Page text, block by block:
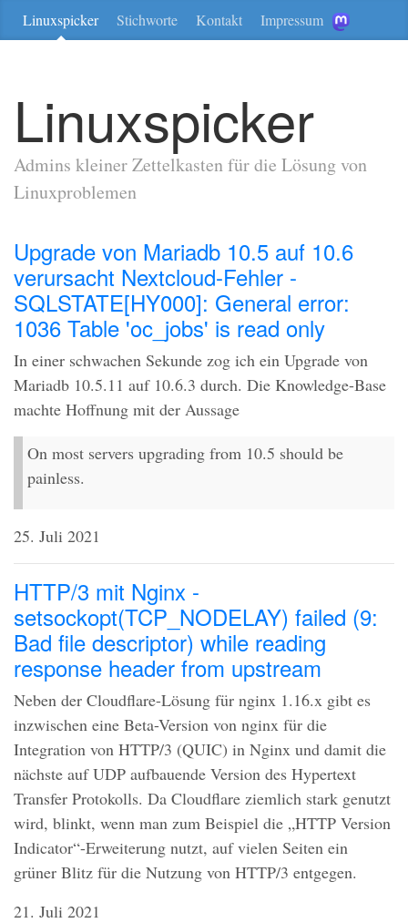
Linuxspicker Stichworte Kontakt Impressum
Linuxspicker
Admins kleiner Zettelkasten für die Lösung von
Linuxproblemen
Upgrade von Mariadb 10.5 auf 10.6
verursacht Nextcloud-Fehler -
SQLSTATE[HY000]: General error:
1036 Table 'oc_jobs' is read only
In einer schwachen Sekunde zog ich ein Upgrade von
Mariadb 10.5.11 auf 10.6.3 durch. Die Knowledge-Base
machte Hoffnung mit der Aussage
On most servers upgrading from 10.5 should be
painless.
25. Juli 2021
HTTP/3 mit Nginx -
setsockopt(TCP_NODELAY) failed (9:
Bad file descriptor) while reading
response header from upstream
Neben der Cloudflare-Lösung für nginx 1.16.x gibt es
inzwischen eine Beta-Version von nginx für die
Integration von HTTP/3 (QUIC) in Nginx und damit die
nächste aufUDP aufbauende Version des Hypertext
Transfer Protokolls. Da Cloudflare ziemlich stark genutzt
wird, blinkt, wenn man zum Beispiel die „HTTP Version
Indicator“-Erweiterung nutzt, auf vielen Seiten ein
grüner Blitz für die Nutzung von HTTP/3 entgegen.
21. Juli 2021